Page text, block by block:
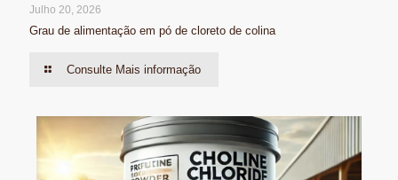
Julho 20, 2026
Grau de alimentação em pó de cloreto de colina
Consulte Mais informação